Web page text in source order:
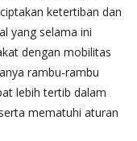
ketertiban dan
yang selama ini
dengan mobilitas
rambu-rambu
lebih tertib dalam
mematuhi aturan